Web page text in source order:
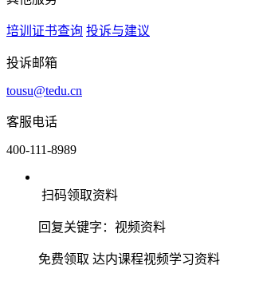
培训证书查询 投诉与建议
投诉邮箱
tousu@tedu.cn
客服电话
400-111-8989
扫码领取资料
回复关键字：视频资料
免费领取 达内课程视频学习资料